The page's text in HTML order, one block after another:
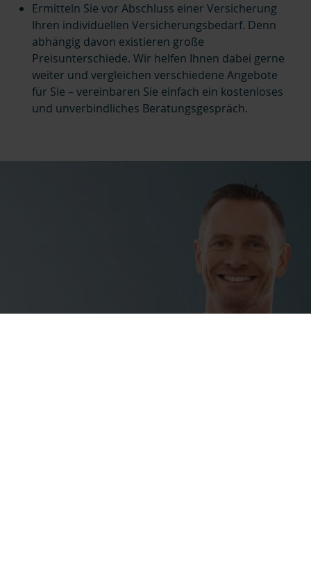
Ermitteln Sie vor Abschluss einer Versicherung
Ihren individuellen Versicherungsbedarf. Denn
abhängig davon existieren große
Preisunterschiede. Wir helfen Ihnen dabei gerne
weiter und vergleichen verschiedene Angebote
für Sie – vereinbaren Sie einfach ein kostenloses
und unverbindliches Beratungsgespräch.